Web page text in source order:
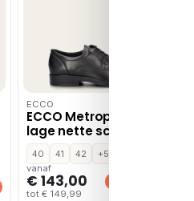
ECCO
ECCO Metropole Milan
lage nette schoenen –
Zwart
40 41 42
+5
vanaf
€ 143,00
tot € 149,99